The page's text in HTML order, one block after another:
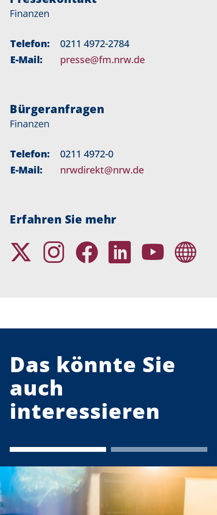
Finanzen
Telefon:
0211 4972-2784
E-Mail:
presse@fm.nrw.de
Bürgeranfragen
Finanzen
Telefon:
0211 4972-0
E-Mail:
nrwdirekt@nrw.de
Erfahren Sie mehr
Das könnte Sie
auch
interessieren